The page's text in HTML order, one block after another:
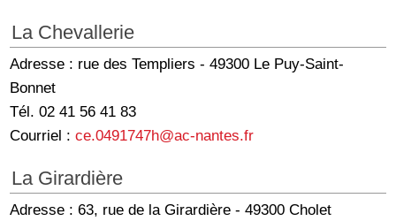
La Chevallerie
Adresse : rue des Templiers - 49300 Le Puy-Saint-
Bonnet
Tél. 02 41 56 41 83
Courriel :ce.0491747h@ac-nantes.fr
La Girardière
Adresse : 63, rue de la Girardière - 49300 Cholet